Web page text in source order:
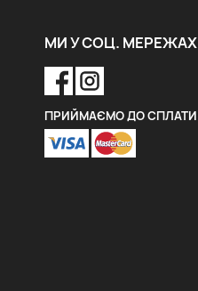
МИ У СОЦ. МЕРЕЖАХ
ПРИЙМАЄМО ДО СПЛАТИ